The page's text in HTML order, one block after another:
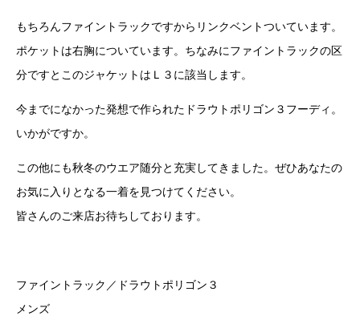
もちろんファイントラックですからリンクベントついています。
ポケットは右胸についています。ちなみにファイントラックの区
分ですとこのジャケットはＬ３に該当します。
今までになかった発想で作られたドラウトポリゴン３フーディ。
いかがですか。
この他にも秋冬のウエア随分と充実してきました。ぜひあなたの
お気に入りとなる一着を見つけてください。
皆さんのご来店お待ちしております。
ファイントラック／ドラウトポリゴン３
メンズ